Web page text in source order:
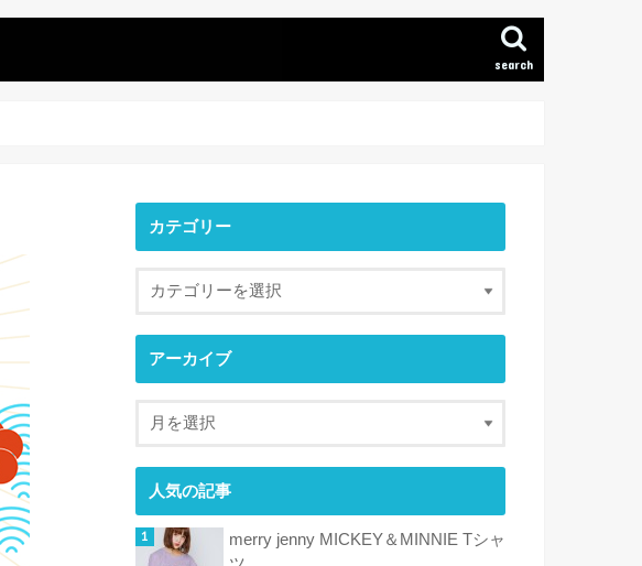
search
カテゴリー
アーカイブ
人気の記事
merry jenny MICKEY＆MINNIE Tシャ